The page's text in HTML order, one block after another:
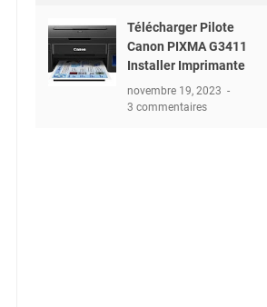
Télécharger Pilote
Canon PIXMA G3411
Installer Imprimante
novembre 19, 2023
3 commentaires